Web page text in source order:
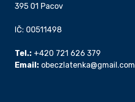
395 01 Pacov
IČ: 00511498
Tel.: +420 721 626 379
Email: obeczlatenka@gmail.com